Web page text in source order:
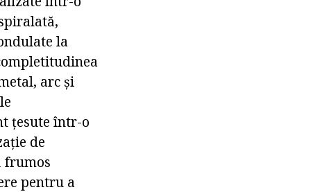
la
arc și
țesute într-o
de
frumos
pentru a